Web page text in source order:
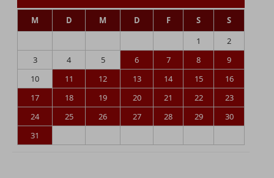
M D M D F S
S
1
2
3
4 5 6 7 8
9
10
11 12 13 14 15
16
17
18 19 20 21 22
23
24
25 26 27 28 29
30
31